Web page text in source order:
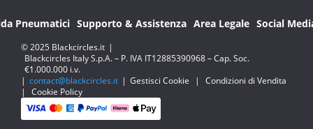
Pneumatici Supporto & Assistenza Area Legale Social
© 2025 Blackcircles.it |
Blackcircles Italy S.p.A. – P. IVA IT12885390968 – Cap. Soc.
€1.000.000 i.v.
| contact@blackcircles.it | Gestisci Cookie |
Condizioni di Vendita
|
Cookie Policy